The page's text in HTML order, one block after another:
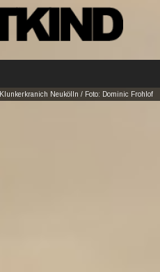
Klunkerkranich Neukölln / Foto: Dominic Frohlof